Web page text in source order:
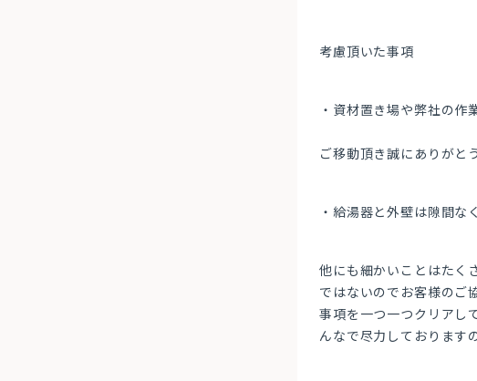
考慮頂いた事項
・資材置き場や弊社の作
ご移動頂き誠にありがと
・給湯器と外壁は隙間な
他にも細かいことはたく
ではないのでお客様のご
事項を一つ一つクリアし
んなで尽力しております